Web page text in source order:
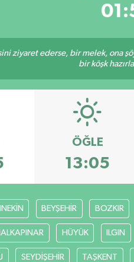
ziyaret ederse, bir melek, ona
bir köşk
ÖĞLE
13:05
BEYŞEHİR BOZKIR
HÜYÜK ILGIN
SEYDİŞEHİR TAŞKENT